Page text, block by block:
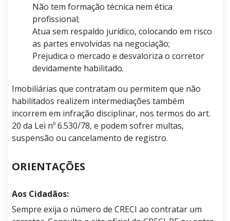
Não tem formação técnica nem ética
profissional;
Atua sem respaldo jurídico, colocando em risco
as partes envolvidas na negociação;
Prejudica o mercado e desvaloriza o corretor
devidamente habilitado.
Imobiliárias que contratam ou permitem que não
habilitados realizem intermediações também
incorrem em infração disciplinar, nos termos do art.
20 da Lei nº 6.530/78, e podem sofrer multas,
suspensão ou cancelamento de registro.
ORIENTAÇÕES
Aos Cidadãos:
Sempre exija o número de CRECI ao contratar um